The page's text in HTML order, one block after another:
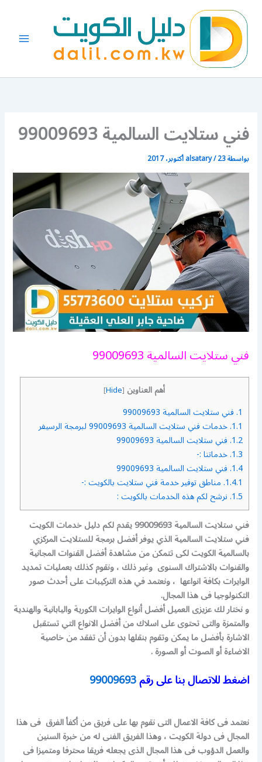
المحتوى
فني ستلايت السالمية 99009693
بواسطة alsatary/23 أكتوبر، 2017
فني ستلايت السالمية 99009693
أهم العناوين [
Hide
]
1. فني ستلايت السالمية 99009693
1.1. خدمات فني ستلايت السالمية 99009693 لبرمجة الرسيفر
1.2. فني ستلايت السالمية 99009693
1.3. خدماتنا :-
1.4. فني ستلايت السالمية 99009693
1.4.1. مناطق توفير خدمة فني ستلايت بالكويت :-
1.5. نرشح لكم هذه الخدمات بالكويت :
فني ستلايت السالمية 99009693 يقدم لكم دليل خدمات الكويت
فني ستلايت السالمية الذي يوفر أفضل برمجة للستلايت المركزي
بالسالمية الكويت لكى تتمكن من مشاهدة أفضل القنوات المجانية
والقنوات بالاشتراك السنوى وغير ذلك ، ونقوم كذلك بعمليات تمديد
الوايرات بكافة انواعها ، ونعتمد في هذه التركيبات على أحدث صور
التكنولوجيا فى هذا المجال.
و نختار لك عزيزى العميل أفضل أنواع الوايرات الكورية واليابانية والهندية
والمتمزة والتى تحتوى على اسلاك من أفضل الانواع التي تستقبل
الاشارة بأفضل ما يمكن وتقوم بنقلها بدون أن تفقد من خاصية
الاضاءة أو الصوت أو الصورة .
اضغط للاتصال بنا على رقم99009693
نعتمد فى كافة الاعمال التى نقوم بها على فريق من أكفأ الفرق فى هذا
المجال فى دولة الكويت ، وهذا الفريق الفنى له من خبرة السنين
والعمل الدؤوب فى هذا المجال الذى يجعله فريقا محترفا ومتميزا فى